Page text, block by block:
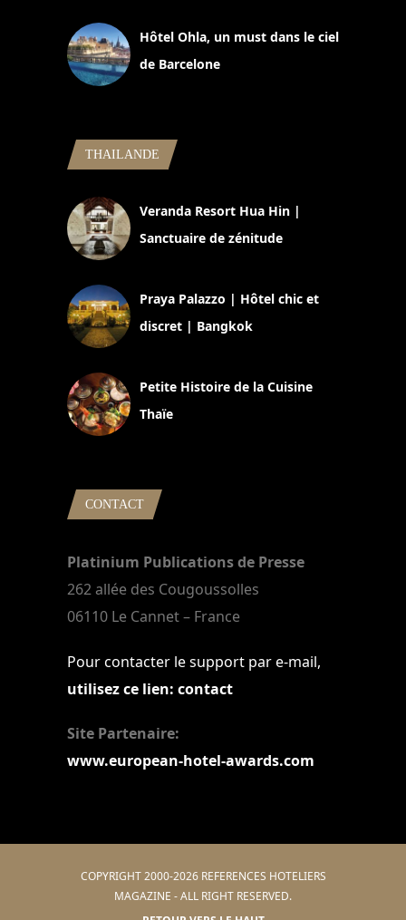
Hôtel Ohla, un must dans le ciel
de Barcelone
THAILANDE
Veranda Resort Hua Hin |
Sanctuaire de zénitude
Praya Palazzo | Hôtel chic et
discret | Bangkok
Petite Histoire de la Cuisine
Thaïe
CONTACT
Platinium Publications de Presse
262 allée des Cougoussolles
06110 Le Cannet – France
Pour contacter le support par e-mail,
utilisez ce lien: contact
Site Partenaire:
www.european-hotel-awards.com
COPYRIGHT 2000-2026 REFERENCES HOTELIERS
MAGAZINE - ALL RIGHT RESERVED.